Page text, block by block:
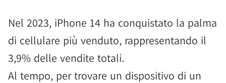
Nel 2023, iPhone 14 ha conquistato la palma
di cellulare più venduto, rappresentando il
3,9% delle vendite totali.
Al tempo, per trovare un dispositivo di un